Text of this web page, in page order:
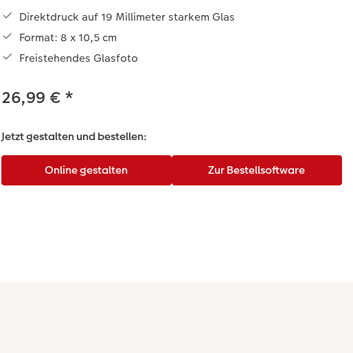
Direktdruck auf 19 Millimeter starkem Glas
Format: 8 x 10,5 cm
Freistehendes Glasfoto
26,99 € *
Jetzt gestalten und bestellen: